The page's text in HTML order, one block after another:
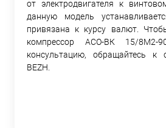
от электродвигателя к
данную модель
привязана к курсу валют.
компрессор АСО-ВК 15/8М2-
консультацию, обращайтесь к
BEZH.